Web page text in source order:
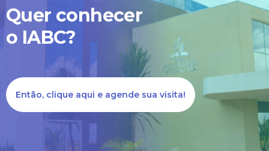
Quer conhecer
o IABC?
Então, clique aqui e agende sua visita!